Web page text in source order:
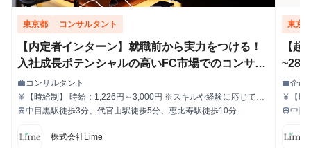
東京都 コンサルタント
【内定者インターン】就職前から実力をつける！
入社成長ポテンシャルの高いFC市場でのコンサル
タント業務
職種
workコンサルタント
給与
currency_yen
【時給制】 時給：1,226円～3,000円 ※スキルや経験に応じて昇
給します。 【月給制】 尚、フルコミットできる方は月給制もご
り毎月昇給の可能性あり ※年間の昇給平均額80,000円 <モデル月
収> 260,000円 /入社6ヶ月 330,000円 /入社1年 400,000円 /
最寄駅
train中目黒駅徒歩3分、代官山駅徒歩5分、恵比寿駅徒歩10分
株式会社Lime
東京
【
~28
＃マ
職種
work企画
給与
currency_yen
【
給します。 【月給制】 尚
り毎
収>
最寄駅
train中目